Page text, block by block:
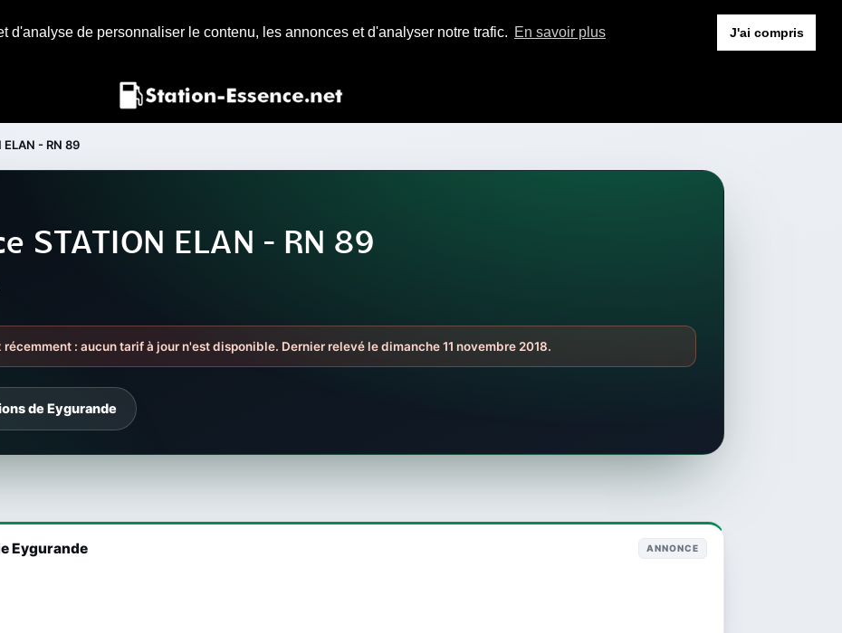
d'analyse de personnaliser le contenu, les annonces et d'analyser notre trafic. En savoir plus J'ai compris
ELAN - RN 89
STATION ELAN - RN 89
: aucun tarif à jour n'est disponible. Dernier relevé le dimanche 11 novembre 2018.
de Eygurande
Eygurande ANNONCE